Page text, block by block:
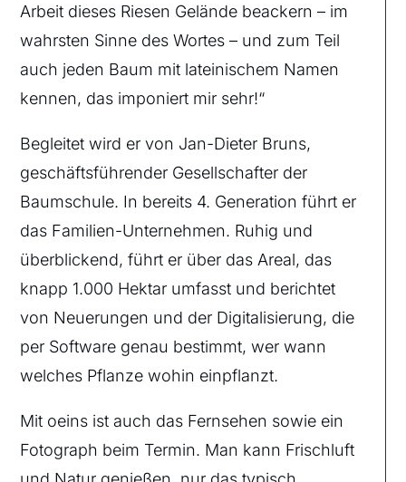
Arbeit dieses Riesen Gelände beackern – im
wahrsten Sinne des Wortes – und zum Teil
auch jeden Baum mit lateinischem Namen
kennen, das imponiert mir sehr!“
Begleitet wird er von Jan-Dieter Bruns,
geschäftsführender Gesellschafter der
Baumschule. In bereits 4. Generation führt er
das Familien-Unternehmen. Ruhig und
überblickend, führt er über das Areal, das
knapp 1.000 Hektar umfasst und berichtet
von Neuerungen und der Digitalisierung, die
per Software genau bestimmt, wer wann
welches Pflanze wohin einpflanzt.
Mit oeins ist auch das Fernsehen sowie ein
Fotograph beim Termin. Man kann Frischluft